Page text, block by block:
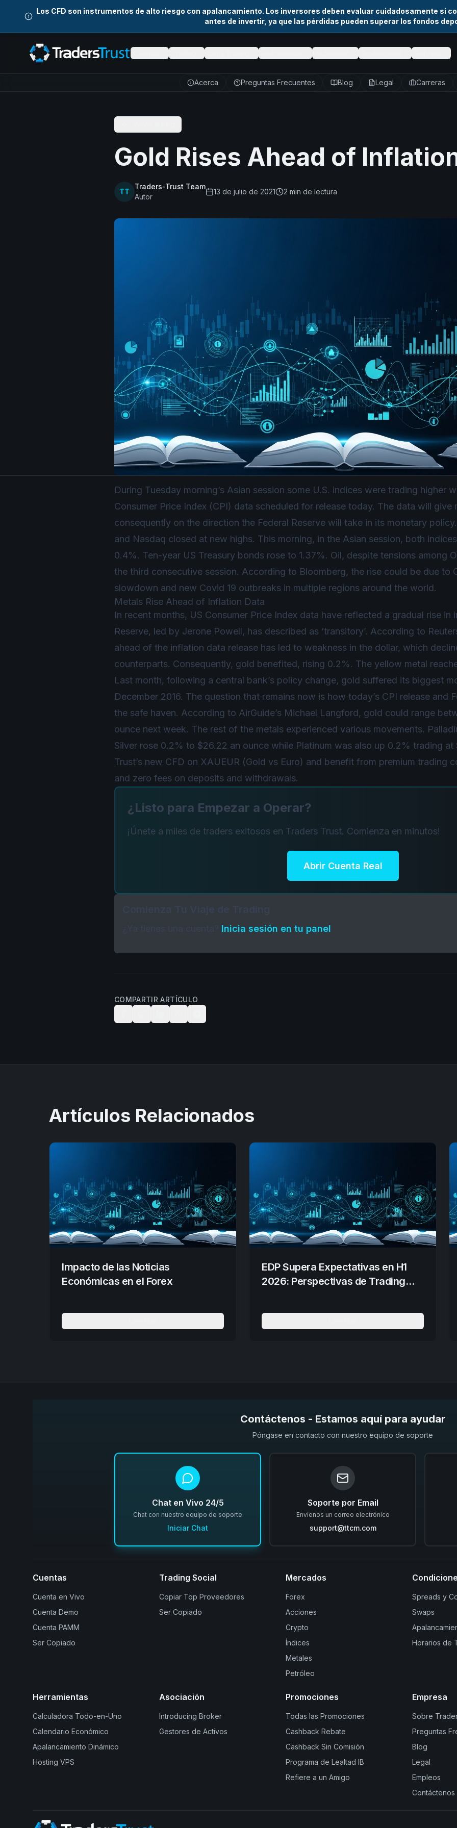
Los CFD son instrumentos de alto riesgo con apalancamiento. Los inversores deben evaluar cuidadosamente si
antes de invertir, ya que las pérdidas pueden superar los fondos
Skip to main content
Acerca Preguntas Frecuentes Blog Legal Carreras
Gold Rises Ahead of
TT
Traders-Trust Team
Autor
13 de julio de 2021 2 min de lectura
During Tuesday morning’s Asian session some U.S. indices were trading higher
Consumer Price Index (CPI) data scheduled for release today. The data will give
consequently on the direction the Federal Reserve will take in its monetary
and Nasdaq closed at new highs. This morning, in the Asian session, both
0.4%. Ten-year US Treasury bonds rose to 1.37%. Oil, despite tensions among
the third consecutive session. According to Bloomberg, the rise could be due to
slowdown and new Covid 19 outbreaks in multiple regions around the world.
Metals Rise Ahead of Inflation Data
In recent months, US Consumer Price Index data have reflected a gradual rise in
Reserve, led by Jerone Powell, has described as ‘transitory’. According to
ahead of the inflation data release has led to weakness in the dollar, which
counterparts. Consequently, gold benefited, rising 0.2%. The yellow metal
Last month, following a central bank’s policy change, gold suffered its biggest
December 2016. The question that remains now is how today’s CPI release and
the safe haven. According to AirGuide’s Michael Langford, gold could range
ounce next week. The rest of the metals experienced various movements.
Silver rose 0.2% to $26.22 an ounce while Platinum was also up 0.2% trading at
Trust’s new CFD on XAUEUR (Gold vs Euro) and benefit from premium trading
and zero fees on deposits and withdrawals.
¿Listo para Empezar a Operar?
¡Únete a miles de traders exitosos en Traders Trust. Comienza en minutos!
Abrir Cuenta Real
Inicia sesión en tu panel
COMPARTIR ARTÍCULO
Artículos Relacionados
Impacto de las Noticias
Económicas en el Forex
EDP Supera Expectativas en H1
2026: Perspectivas de Trading
Contáctenos - Estamos aquí para ayudar
Póngase en contacto con nuestro equipo de soporte
Chat en Vivo 24/5
Chat con nuestro equipo de soporte
Iniciar Chat
Soporte por Email
Envíenos un correo electrónico
support@ttcm.com
Cuentas
Cuenta en Vivo
Cuenta Demo
Cuenta PAMM
Ser Copiado
Trading Social
Copiar Top Proveedores
Ser Copiado
Mercados
Forex
Acciones
Crypto
Índices
Metales
Petróleo
Spreads y
Swaps
Horarios de
Herramientas
Calculadora Todo-en-Uno
Calendario Económico
Apalancamiento Dinámico
Hosting VPS
Asociación
Introducing Broker
Gestores de Activos
Promociones
Todas las Promociones
Cashback Rebate
Cashback Sin Comisión
Programa de Lealtad IB
Refiere a un Amigo
Empresa
Sobre
Preguntas
Blog
Legal
Empleos
Contáctenos